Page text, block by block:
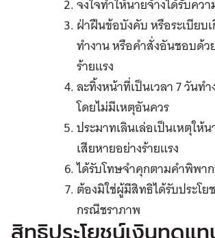
จงใจทำให้นายจ้างได้รับคว
ฝ่าฝืนข้อบังคับหรือระเบียบ
ทำงานหรือคำสั่งอันชอบด้
ร้ายแรง
ละทิ้งหน้าที่เป็นเวลา7วันท
โดยไม่มีเหตุอันควร
ประมาทเลินเล่อเป็นเหตุให้
เสียหายอย่างร้ายแรง
ได้รับโทษจำคุกตามคำพิพา
ต้องมิใช่ผู้มีสิทธิได้รับประโ
กรณีชราภาพ